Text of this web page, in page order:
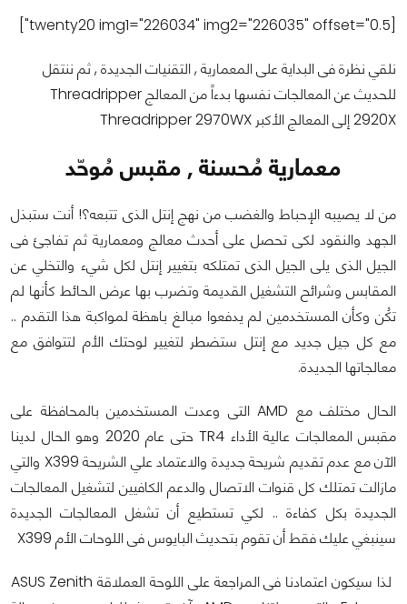
نلقي نظرة فى البداية على المعمارية , التقنيات الجديدة , ثم ننتقل
للحديث عن المعالجات نفسها بدءاً من المعالج Threadripper
2920X إلى المعالج الأكبر Threadripper 2970WX
معمارية مُحسنة , مقبس مُوحّد
من لا يصيبه الإحباط والغضب من نهج إنتل الذى تتبعه؟! أنت ستبذل
الجهد والنقود لكى تحصل على أحدث معالج ومعمارية ثم تفاجئ فى
الجيل الذى يلى الجيل الذى تمتلكه بتغيير إنتل لكل شيء والتخلي عن
المقابس وشرائح التشغيل القديمة وتضرب بها عرض الحائط كأنها لم
تكُن وكأن المستخدمين لم يدفعوا مبالغ باهظة لمواكبة هذا التقدم ..
مع كل جيل جديد مع إنتل ستضطر لتغيير لوحتك الأم لتتوافق مع
معالجاتها الجديدة.
الحال مختلف مع AMD التى وعدت المستخدمين بالمحافظة على
مقبس المعالجات عالية الأداء TR4 حتى عام 2020 وهو الحال لدينا
الآن مع عدم تقديم شريحة جديدة والاعتماد علي الشريحة X399 والتي
مازالت تمتلك كل قنوات الاتصال والدعم الكافيين لتشغيل المعالجات
الجديدة بكل كفاءة .. لكي تستطيع أن تشغل المعالجات الجديدة
سينبغي عليك فقط أن تقوم بتحديث البايوس فى اللوحات الأم X399
لذا سيكون اعتمادنا فى المراجعة على اللوحة العملاقة ASUS Zenith